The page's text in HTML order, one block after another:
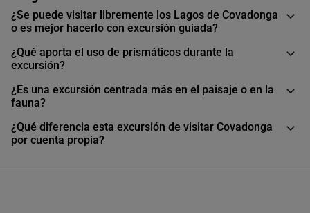
¿Se puede visitar libremente los Lagos de Covadonga
o es mejor hacerlo con excursión guiada?
¿Qué aporta el uso de prismáticos durante la
excursión?
¿Es una excursión centrada más en el paisaje o en la
fauna?
¿Qué diferencia esta excursión de visitar Covadonga
por cuenta propia?